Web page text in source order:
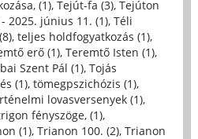
(1), Tejút-fa (3), Tejúton
2025. június 11. (1), Téli
, teljes holdfogyatkozás (1),
erő (1), Teremtő Isten (1),
Szent Pál (1), Tojás
(1), tömegpszichózis (1),
lovasversenyek (1),
fényszöge, (1),
(1), Trianon 100. (2), Trianon